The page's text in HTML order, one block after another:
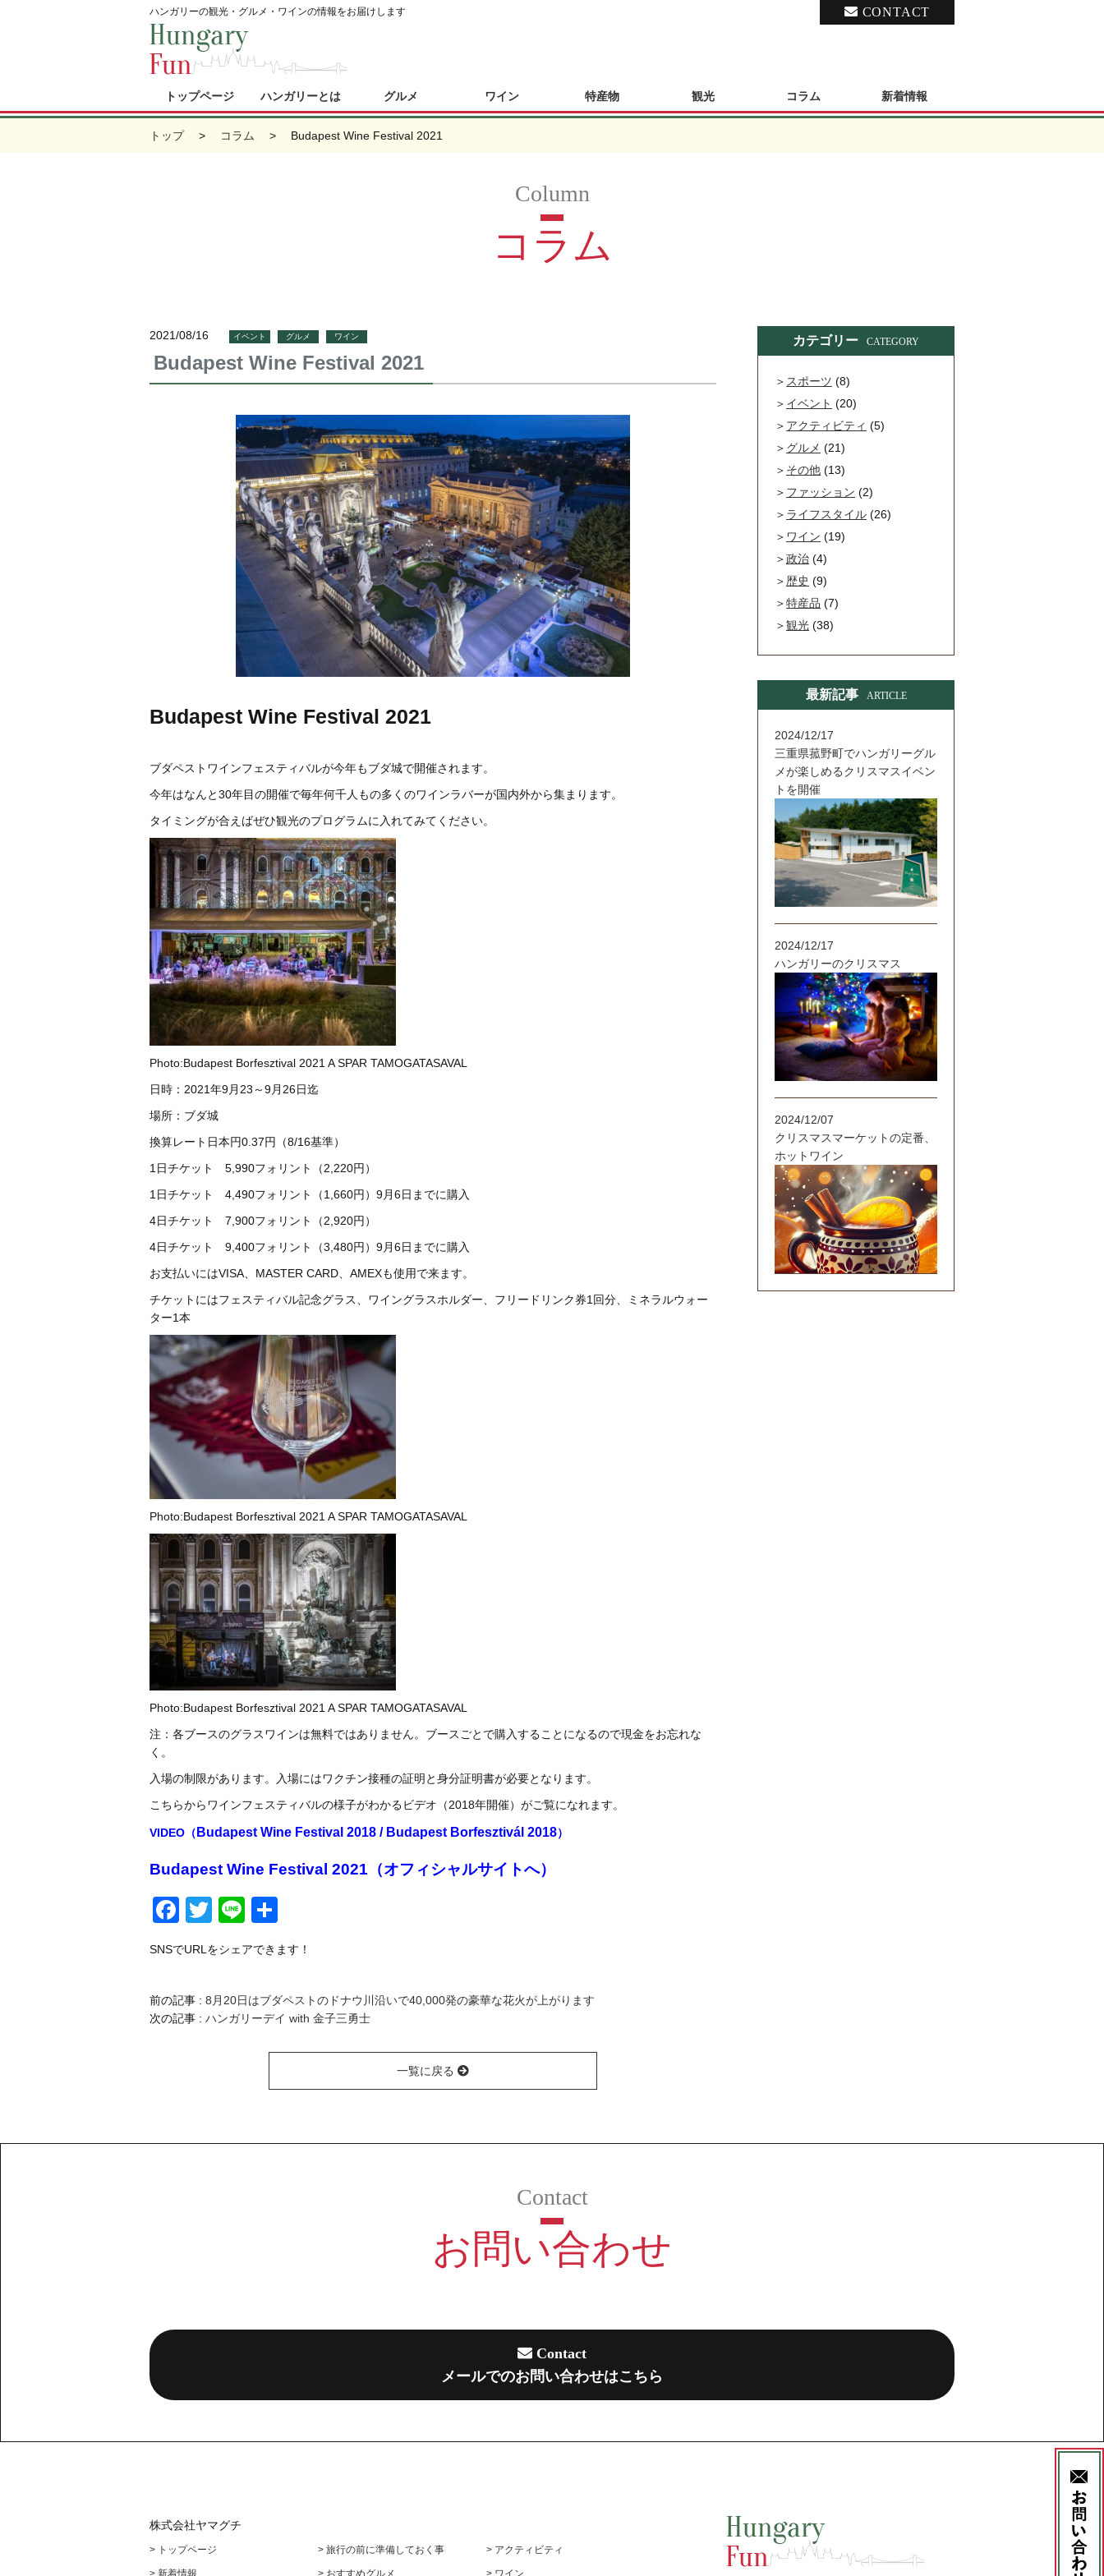
ハンガリーの観光・グルメ・ワインの情報をお届けします CONTACT
トップページ ハンガリーとは グルメ ワイン 特産物 観光 コラム 新着情報
トップ コラム Budapest Wine Festival 2021
コラム
2021/08/16 イベント グルメ ワイン
Budapest Wine Festival 2021
Budapest Wine Festival 2021
ブダペストワインフェスティバルが今年もブダ城で開催されます。
今年はなんと30年目の開催で毎年何千人もの多くのワインラバーが国内外から集まります。
タイミングが合えばぜひ観光のプログラムに入れてみてください。
Photo:Budapest Borfesztival 2021 A SPAR TAMOGATASAVAL
日時：2021年9月23～9月26日迄
場所：ブダ城
換算レート日本円0.37円（8/16基準）
1日チケット 5,990フォリント（2,220円）
1日チケット 4,490フォリント（1,660円）9月6日までに購入
4日チケット 7,900フォリント（2,920円）
4日チケット 9,400フォリント（3,480円）9月6日までに購入
お支払いにはVISA、MASTER CARD、AMEXも使用で来ます。
チケットにはフェスティバル記念グラス、ワイングラスホルダー、フリードリンク券1回分、ミネラルウォー
ター1本
Photo:Budapest Borfesztival 2021 A SPAR TAMOGATASAVAL
Photo:Budapest Borfesztival 2021 A SPAR TAMOGATASAVAL
注：各ブースのグラスワインは無料ではありません。ブースごとで購入することになるので現金をお忘れな
く。
入場の制限があります。入場にはワクチン接種の証明と身分証明書が必要となります。
こちらからワインフェスティバルの様子がわかるビデオ（2018年開催）がご覧になれます。
VIDEO（ Budapest Wine Festival 2018 / Budapest Borfesztivál 2018）
Budapest Wine Festival 2021（オフィシャルサイトへ）
Facebook
Twitter
Line
SNSでURLをシェアできます！
前の記事 : 8月20日はブダペストのドナウ川沿いで40,000発の豪華な花火が上がります
次の記事 : ハンガリーデイ with 金子三勇士
一覧に戻る
カテゴリー CATEGORY
スポーツ (8)
イベント (20)
アクティビティ (5)
グルメ (21)
その他 (13)
ファッション (2)
ライフスタイル (26)
ワイン (19)
政治 (4)
歴史 (9)
特産品 (7)
観光 (38)
最新記事 ARTICLE
2024/12/17
三重県菰野町でハンガリーグル
メが楽しめるクリスマスイベン
トを開催
2024/12/17
ハンガリーのクリスマス
2024/12/07
クリスマスマーケットの定番、
ホットワイン
お問い合わせ
Contact
メールでのお問い合わせはこちら
株式会社ヤマグチ
> トップページ > 旅行の前に準備しておく事 > アクティビティ
> 新着情報 > おすすめグルメ > ワイン